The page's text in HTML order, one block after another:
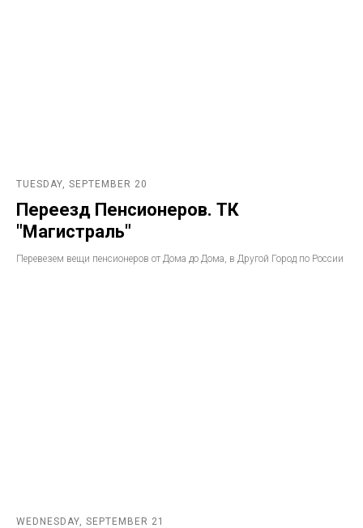
TUESDAY, SEPTEMBER 20
Переезд Пенсионеров. ТК
"Магистраль"
Перевезем вещи пенсионеров от Дома до Дома, в Другой Город по России
WEDNESDAY, SEPTEMBER 21